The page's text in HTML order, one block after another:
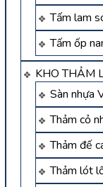
Tấm lam
Tấm ốp
KHO THẢM
Sàn nhựa
Thảm cỏ
Thảm đế
Thảm lót